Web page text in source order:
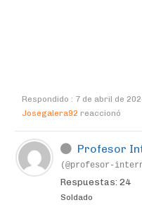
Respondido : 7 de abril de
Josegalera92 reaccionó
Profesor
(@profesor-
Respuestas: 24
Soldado